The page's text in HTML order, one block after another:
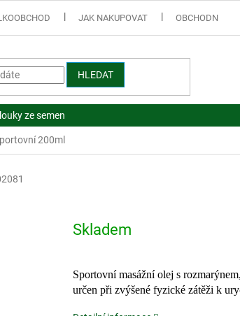
JAK NAKUPOVAT OBCHODNÍ
HLEDAT
ze semen
200ml
Skladem
Sportovní masážní olej s
určen při zvýšené fyzické zátěži k